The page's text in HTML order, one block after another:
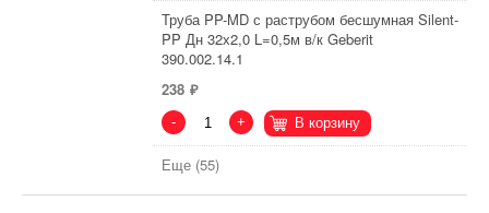
Труба PP-MD с раструбом бесшумная Silent-
PP Дн 32х2,0 L=0,5м в/к Geberit
390.002.14.1
238
- + В корзину
Еще (55)